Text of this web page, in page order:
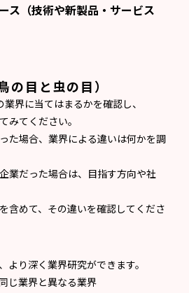
ス（技術や新製品・サービス
の目と虫の目）
業界に当てはまるかを確認し、
みてください。
た場合、業界による違いは何かを調
業だった場合は、目指す方向や社
含めて、その違いを確認してくださ
より深く業界研究ができます。
じ業界と異なる業界